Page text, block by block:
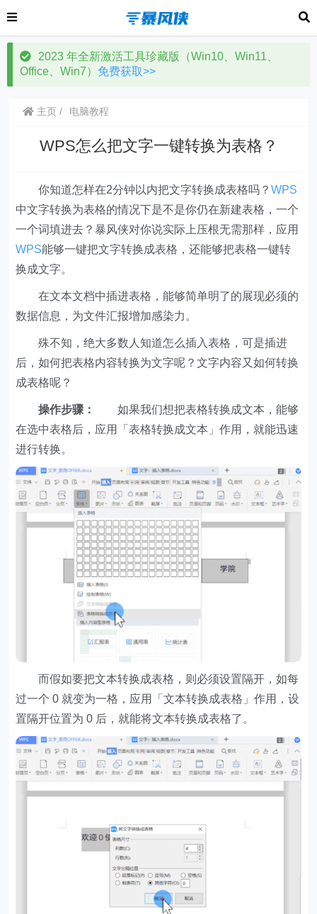
2023 年全新激活工具珍藏版（Win10、Win11、
Office、Win7） 免费获取>>
主页 电脑教程
WPS怎么把文字一键转换为表格？
你知道怎样在2分钟以内把文字转换成表格吗？WPS
中文字转换为表格的情况下是不是你仍在新建表格，一个
一个词填进去？暴风侠对你说实际上压根无需那样，应用
WPS能够一键把文字转换成表格，还能够把表格一键转
换成文字。
在文本文档中插进表格，能够简单明了的展现必须的
数据信息，为文件汇报增加感染力。
殊不知，绝大多数人知道怎么插入表格，可是插进
后，如何把表格内容转换为文字呢？文字内容又如何转换
成表格呢？
操作步骤：
如果我们想把表格转换成文本，能够
在选中表格后，应用「表格转换成文本」作用，就能迅速
进行转换。
而假如要把文本转换成表格，则必须设置隔开，如每
过一个 0 就变为一格，应用「文本转换成表格」作用，设
置隔开位置为 0 后，就能将文本转换成表格了。